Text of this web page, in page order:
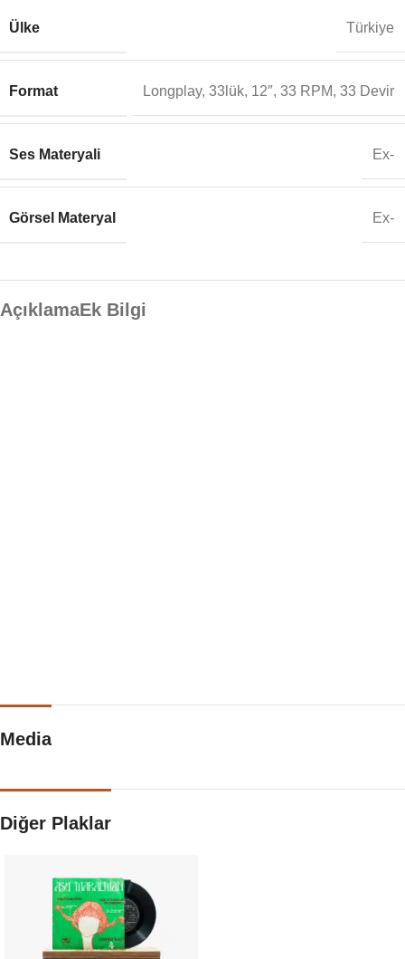
Ülke Türkiye
Format Longplay, 33lük, 12″, 33 RPM, 33 Devir
Ses Materyali Ex-
Görsel Materyal Ex-
AçıklamaEk Bilgi
Media
Diğer Plaklar